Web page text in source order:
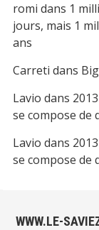
romi dans 1
jours, mais 1
ans
Carreti dans
Lavio dans
se compose
Lavio dans
se compose
WWW.LE-